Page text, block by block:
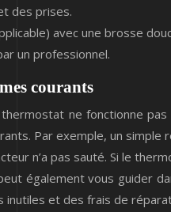
des prises.
avec une brosse
un professionnel.
courants
ne fonctionne
Par exemple, un
n’a pas sauté. Si le
également vous guider
et des frais de